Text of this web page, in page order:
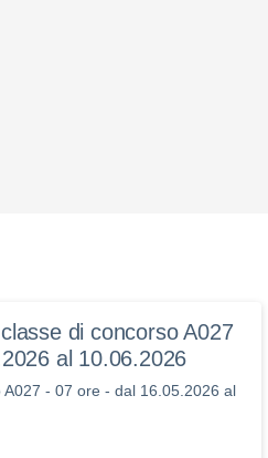
di concorso A027
al 10.06.2026
- 07 ore - dal 16.05.2026 al